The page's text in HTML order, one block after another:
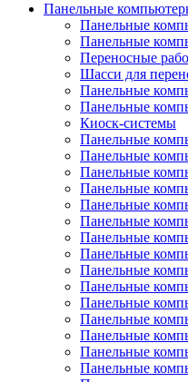
Панельные
Панельные
Панельные
Переносные
Шасси для
Панельные
Панельные
Киоск-системы
Панельные
Панельные
Панельные
Панельные
Панельные
Панельные
Панельные
Панельные
Панельные
Панельные
Панельные
Панельные
Панельные
Панельные
Панельные